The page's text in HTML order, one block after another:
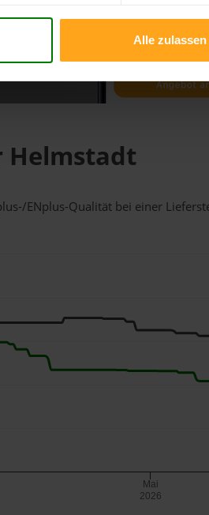
Alle zulassen
Helmstadt
ENplus-Qualität bei einer
Mai
2026